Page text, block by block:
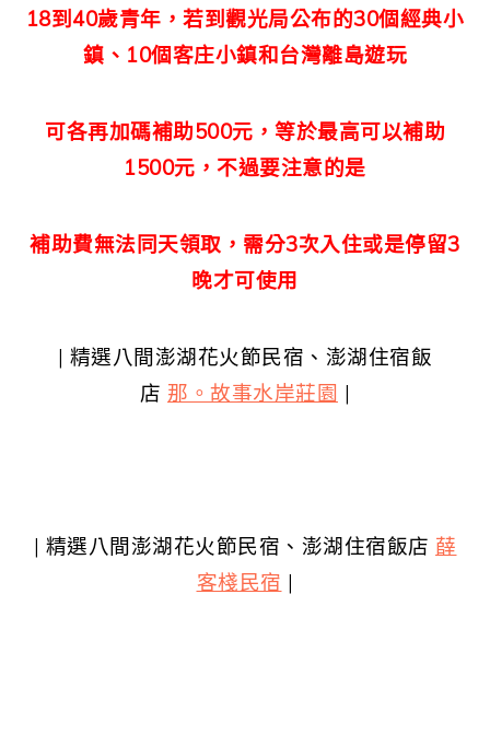
18到40歲青年，若到觀光局公布的30個經典小
鎮、10個客庄小鎮和台灣離島遊玩
可各再加碼補助500元， 等於最高可以補助
1500元，不過要注意的是
補助費無法同天領取，需分3次入住或是停留3
晚才可使用
| 精選八間澎湖花火節民宿、澎湖住宿飯
店 那。故事水岸莊園 |
| 精選八間澎湖花火節民宿、澎湖住宿飯店 薛
客棧民宿 |